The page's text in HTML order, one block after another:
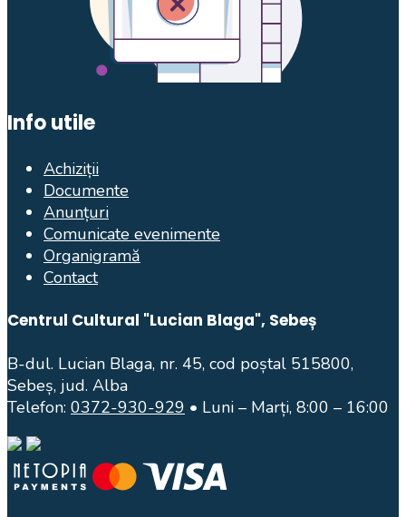
Info utile
Achiziții
Documente
Anunțuri
Comunicate evenimente
Organigramă
Contact
Centrul Cultural "Lucian Blaga", Sebeș
B-dul. Lucian Blaga, nr. 45, cod poștal 515800,
Sebeș, jud. Alba
Telefon: 0372-930-929 • Luni – Marți, 8:00 – 16:00